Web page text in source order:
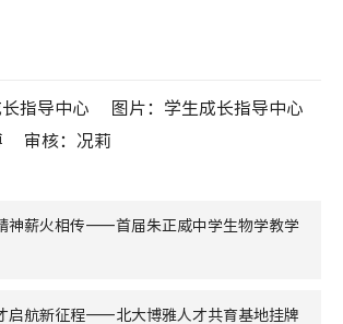
指导中心
图片：学生成长指导中心
审核：况莉
神薪火相传——首届朱正威中学生物学教学
启航新征程——北大博雅人才共育基地挂牌